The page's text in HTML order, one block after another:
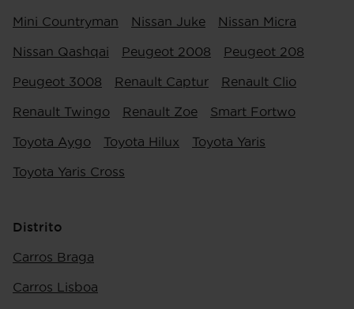
Mini Countryman Nissan Juke Nissan Micra
Nissan Qashqai Peugeot 2008 Peugeot 208
Peugeot 3008 Renault Captur Renault Clio
Renault Twingo Renault Zoe Smart Fortwo
Toyota Aygo Toyota Hilux Toyota Yaris
Toyota Yaris Cross
Distrito
Carros Braga
Carros Lisboa